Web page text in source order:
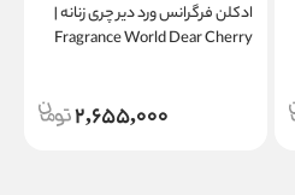
ادکلن فرگرانس ورد دیر چری زنانه |
Fragrance World Dear Cherry
2,655,000